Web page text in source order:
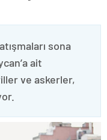
sona
ait
ve askerler,